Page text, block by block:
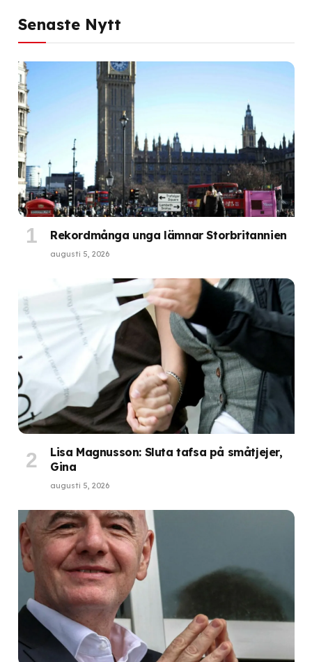
Senaste Nytt
Rekordmånga unga lämnar Storbritannien
augusti 5, 2026
Lisa Magnusson: Sluta tafsa på småtjejer,
Gina
augusti 5, 2026